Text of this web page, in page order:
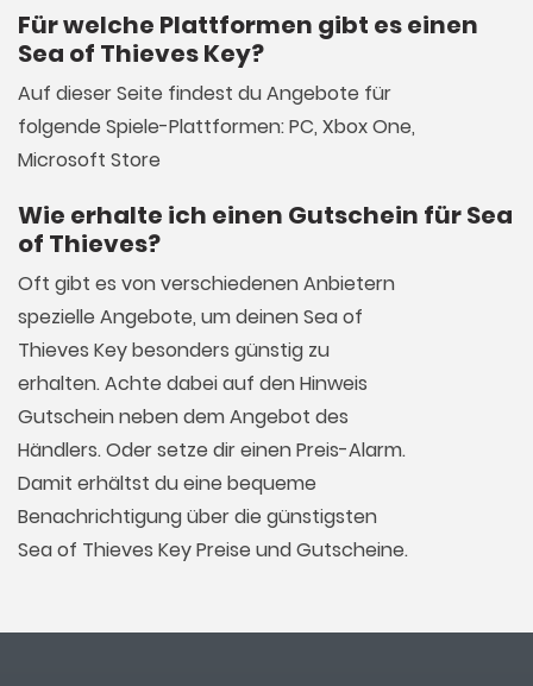
Für welche Plattformen gibt es einen
Sea of Thieves Key?
Auf dieser Seite findest du Angebote für
folgende Spiele-Plattformen: PC, Xbox One,
Microsoft Store
Wie erhalte ich einen Gutschein für Sea
of Thieves?
Oft gibt es von verschiedenen Anbietern
spezielle Angebote, um deinen Sea of
Thieves Key besonders günstig zu
erhalten. Achte dabei auf den Hinweis
Gutschein neben dem Angebot des
Händlers. Oder setze dir einen Preis-Alarm.
Damit erhältst du eine bequeme
Benachrichtigung über die günstigsten
Sea of Thieves Key Preise und Gutscheine.